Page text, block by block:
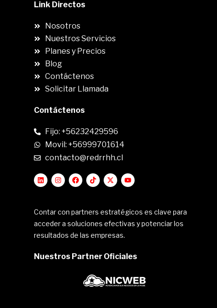
Link Directos
Nosotros
Nuestros Servicios
Planes y Precios
Blog
Contáctenos
Solicitar Llamada
Contáctenos
Fijo: +56232429596
Movil: +56999701614
contacto@redrrhh.cl
Contar con partners estratégicos es clave para
acceder a soluciones efectivas y potenciar los
resultados de las empresas.
Nuestros Partner Oficiales